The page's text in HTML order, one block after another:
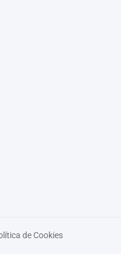
de Cookies